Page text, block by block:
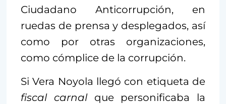
Ciudadano Anticorrupción, en
ruedas de prensa y desplegados, así
como por otras organizaciones,
como cómplice de la corrupción.
Si Vera Noyola llegó con etiqueta de
fiscal carnalque personificaba la